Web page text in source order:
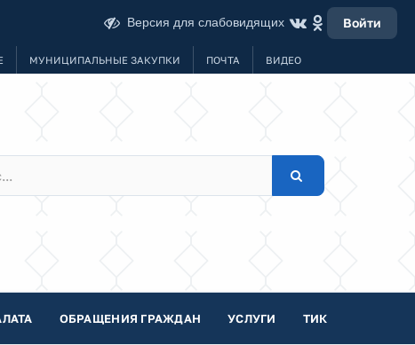
Версия для слабовидящих Войти
МУНИЦИПАЛЬНЫЕ ЗАКУПКИ ПОЧТА ВИДЕО
ОБРАЩЕНИЯ ГРАЖДАН УСЛУГИ ТИК